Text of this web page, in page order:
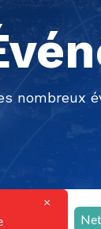
nombreux
×